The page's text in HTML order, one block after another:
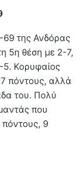
69 της Ανδόρας
5η θέση με 2-7,
5. Κορυφαίος
πόντους, αλλά
του. Πολύ
που
9